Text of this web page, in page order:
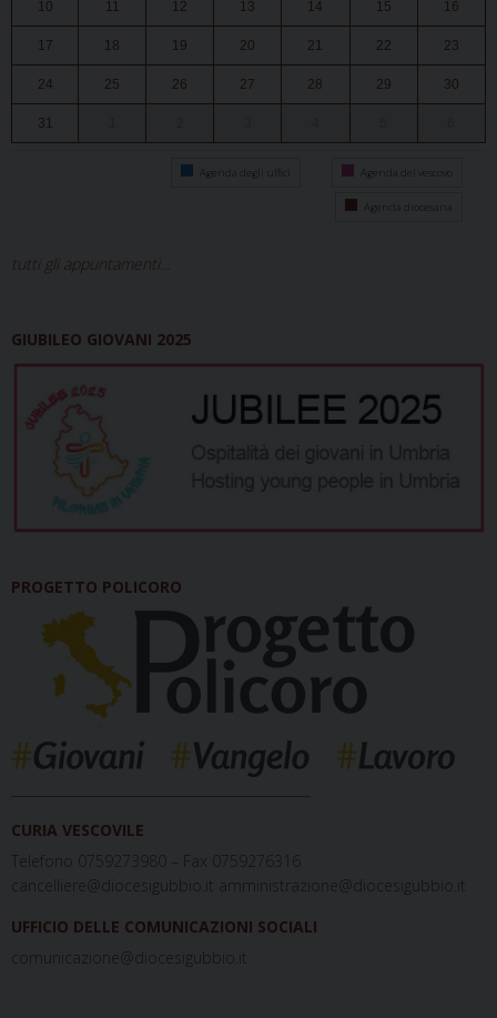
10 11 12 13 14 15 16
17 18 19 20 21 22 23
24 25 26 27 28 29 30
31
Agenda degli uffici Agenda del vescovo
Agenda diocesana
tutti gli appuntamenti...
GIUBILEO GIOVANI 2025
PROGETTO POLICORO
CURIA VESCOVILE
Telefono 0759273980 – Fax 0759276316
cancelliere@diocesigubbio.it amministrazione@diocesigubbio.it
UFFICIO DELLE COMUNICAZIONI SOCIALI
comunicazione@diocesigubbio.it